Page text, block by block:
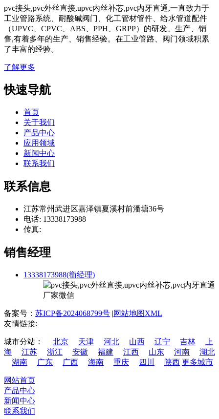
pvc接头,pvc外丝直接,upvc内丝补芯,pvc内牙直通,一直致力于
工业管路系统、耐酸碱阀门、化工管材管件、给水管道配件
（UPVC、CPVC、ABS、PPH、GRPP）的研发、生产、销
售,有着多年的生产、销售经验。在工业管路、阀门领域积累
了丰富的经验。
了解更多
快速导航
首页
关于我们
产品中心
应用领域
新闻中心
联系我们
联系信息
江苏常州武进区嘉泽镇夏溪村前潘塘36号
电话: 13338173988
传真:
销售经理
13338173988(衡经理)
备案号： 苏ICP备2024068799号 |网站地图XML
友情链接:
城市分站： 北京 天津 河北 山西 辽宁 吉林
上
海
江苏 浙江 安徽 福建 江西 山东 河南
湖北
湖南
广东 广西 海南 重庆 四川 陕西 更多城市
网站首页
产品中心
新闻中心
联系我们